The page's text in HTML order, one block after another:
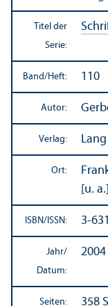
Titel der
Serie:
Band/Heft: 110
Autor:
Verlag:
Ort:
[u. a.]
ISBN/ ISSN: 3-
Jahr/
Datum:
2004
Seiten: 358